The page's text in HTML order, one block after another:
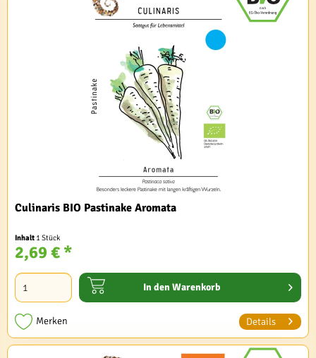
Culinaris BIO Pastinake Aromata
Inhalt 1 Stück
2,69 € *
In den Warenkorb
Merken Details